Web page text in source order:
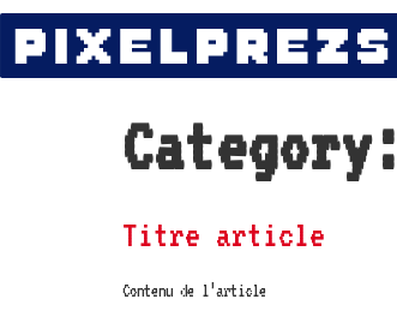
Category:
Titre article
Contenu de l’article